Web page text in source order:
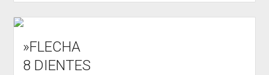
»FLECHA
8 DIENTES